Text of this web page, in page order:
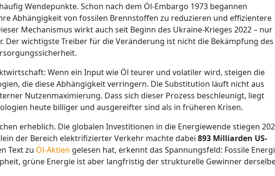
Wendepunkte. Schon nach dem Öl-Embargo 1973 begannen
Abhängigkeit von fossilen Brennstoffen zu reduzieren und effizientere
Mechanismus wirkt auch seit Beginn des Ukraine-Krieges 2022 – nur
Der wichtigste Treiber für die Veränderung ist nicht die Bekämpfung des
Wenn ein Input wie Öl teurer und volatiler wird, steigen die
die diese Abhängigkeit verringern. Die Substitution läuft nicht aus
Nutzenmaximierung. Dass sich dieser Prozess beschleunigt, liegt
heute billiger und ausgereifter sind als in früheren Krisen.
erheblich. Die globalen Investitionen in die Energiewende stiegen
der Bereich elektrifizierter Verkehr machte dabei 893 Milliarden US-
Text zu Öl-Aktien gelesen hat, erkennt das Spannungsfeld: Fossile
grüne Energie ist aber langfristig der strukturelle Gewinner